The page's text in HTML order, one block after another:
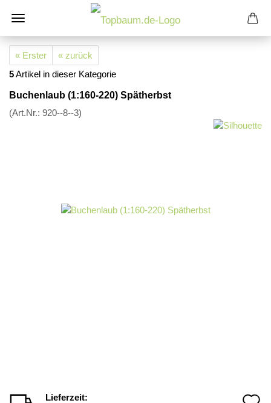
« Erster
« zurück
5Artikel in dieser Kategorie
Buchenlaub (1:160-220) Spätherbst
(Art.Nr.: 920--8--3)
Lieferzeit: